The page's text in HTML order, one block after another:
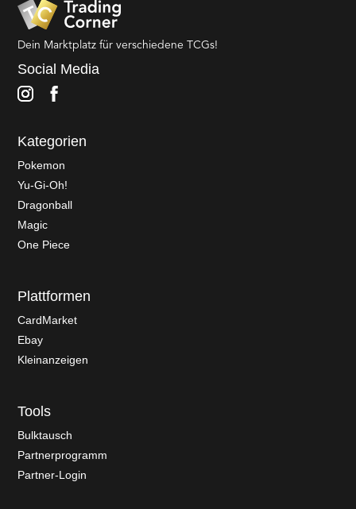
Dein Marktplatz für verschiedene TCGs!
Social Media
Kategorien
Pokemon
Yu-Gi-Oh!
Dragonball
Magic
One Piece
Plattformen
CardMarket
Ebay
Kleinanzeigen
Tools
Bulktausch
Partnerprogramm
Partner-Login